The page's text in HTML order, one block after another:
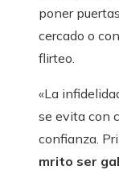
poner
cercado o
flirteo.
«La
se evita con
confianza.
mrito ser